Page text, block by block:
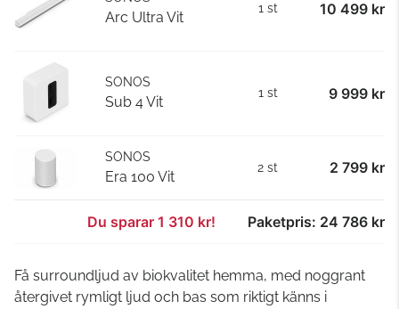
Arc Ultra Vit
1 st 10 499 kr
SONOS
Sub 4 Vit
1 st 9 999 kr
SONOS
Era 100 Vit
2 st 2 799 kr
Du sparar 1 310 kr! Paketpris: 24 786 kr
Få surroundljud av biokvalitet hemma, med noggrant
återgivet rymligt ljud och bas som riktigt känns i